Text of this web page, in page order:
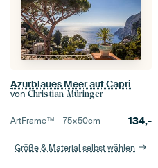
Azurblaues Meer auf Capri
von Christian Müringer
ArtFrame™ –75×50cm 134,-
Größe & Material selbst wählen